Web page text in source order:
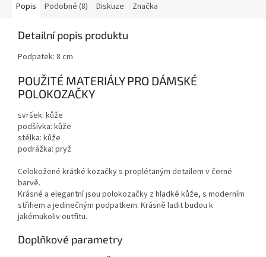
Popis Podobné (8) Diskuze Značka
Detailní popis produktu
Podpatek: 8 cm
POUŽITÉ MATERIÁLY PRO DÁMSKÉ
POLOKOZAČKY
svršek: kůže
podšívka: kůže
stélka: kůže
podrážka: pryž
Celokožené krátké kozačky s proplétaným detailem v černé
barvě.
Krásné a elegantní jsou polokozačky z hladké kůže, s moderním
střihem a jedinečným podpatkem. Krásně ladit budou k
jakémukoliv outfitu.
Doplňkové parametry